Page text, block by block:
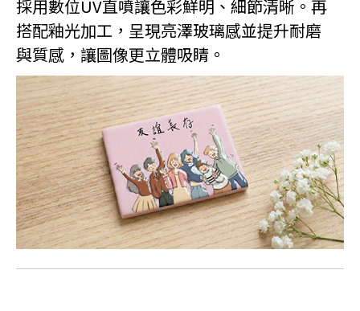
採用數位UV直噴讓色彩鮮明、細節清晰。再
搭配釉光加工，呈現亮澤玻璃感並提升耐磨
與質感，讓圖像更立體吸睛。